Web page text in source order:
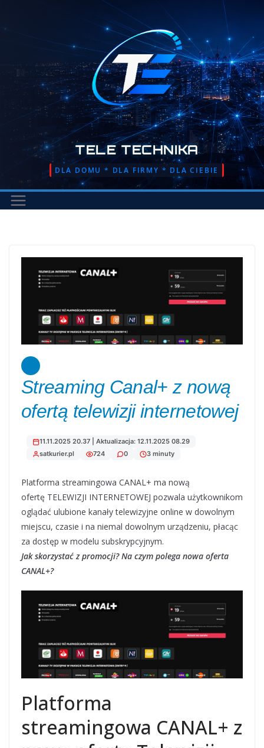
TELE TECHNIKA
DLA DOMU * DLA FIRMY * DLA CIEBIE
Streaming Canal+ z nową
ofertą telewizji internetowej
11.11.2025 20.37 | Aktualizacja: 12.11.2025 08.29
satkurier.pl
724 0 3 minuty
Platforma streamingowa CANAL+ ma nową
ofertę TELEWIZJI INTERNETOWEJ pozwala użytkownikom
oglądać ulubione kanały telewizyjne online w dowolnym
miejscu, czasie i na niemal dowolnym urządzeniu, płacąc
za dostęp w modelu subskrypcyjnym.
Jak skorzystać z promocji? Na czym polega nowa oferta
CANAL+?
Platforma
streamingowa CANAL+ z